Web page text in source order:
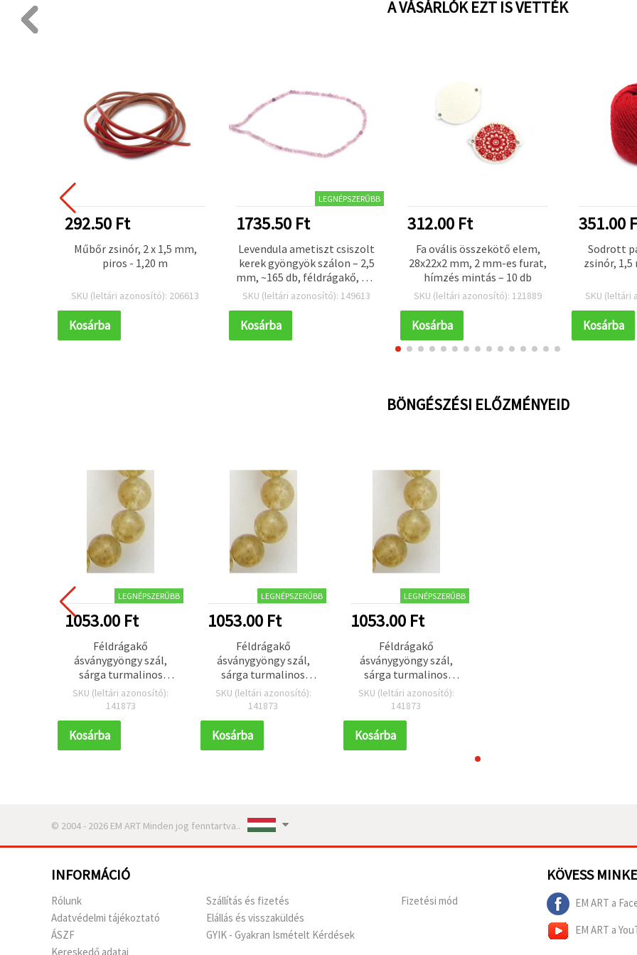
A VÁSÁRLÓK EZT IS VETTÉK
292.50 Ft
Műbőr zsinór, 2 x 1,5 mm,
piros - 1,20 m
SKU (leltári azonosító): 206613
Kosárba
LEGNÉPSZERŰBB
1735.50 Ft
Levendula ametiszt csiszolt
kerek gyöngyök szálon – 2,5
mm, ~165 db, féldrágakő, DIY
ékszerkészítéshez
SKU (leltári azonosító): 149613
Kosárba
312.00 Ft
Fa ovális összekötő elem,
28x22x2 mm, 2 mm-es furat,
hímzés mintás – 10 db
SKU (leltári azonosító): 121889
Kosárba
351.00
Sodrott
zsinór, 1,5
SKU (leltári
Kosárba
BÖNGÉSZÉSI ELŐZMÉNYEID
LEGNÉPSZERŰBB
1053.00 Ft
Féldrágakő
ásványgyöngy szál,
sárga turmalinos
kvarc, kerek 8 mm, kb.
45 db
SKU (leltári azonosító):
141873
Kosárba
LEGNÉPSZERŰBB
1053.00 Ft
Féldrágakő
ásványgyöngy szál,
sárga turmalinos
kvarc, kerek 8 mm, kb.
45 db
SKU (leltári azonosító):
141873
Kosárba
LEGNÉPSZERŰBB
1053.00 Ft
Féldrágakő
ásványgyöngy szál,
sárga turmalinos
kvarc, kerek 8 mm, kb.
45 db
SKU (leltári azonosító):
141873
Kosárba
© 2004 - 2026 EM ART Minden jog fenntartva..
INFORMÁCIÓ
Rólunk
Adatvédelmi tájékoztató
ÁSZF
Kereskedő adatai
Szállítás és fizetés
Elállás és visszaküldés
GYIK - Gyakran Ismételt Kérdések
Fizetési mód
KÖVESS
EM ART a
EM ART a